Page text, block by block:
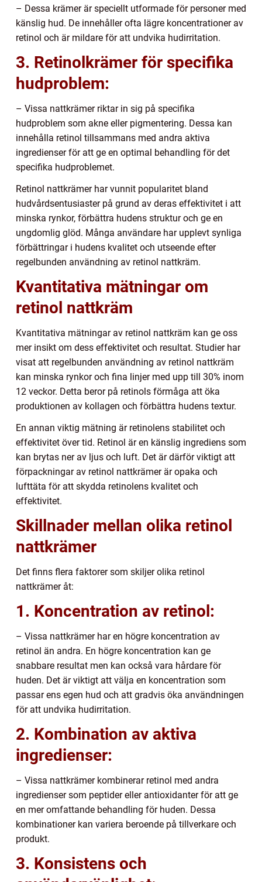
– Dessa krämer är speciellt utformade för personer med
känslig hud. De innehåller ofta lägre koncentrationer av
retinol och är mildare för att undvika hudirritation.
3. Retinolkrämer för specifika
hudproblem:
– Vissa nattkrämer riktar in sig på specifika
hudproblem som akne eller pigmentering. Dessa kan
innehålla retinol tillsammans med andra aktiva
ingredienser för att ge en optimal behandling för det
specifika hudproblemet.
Retinol nattkrämer har vunnit popularitet bland
hudvårdsentusiaster på grund av deras effektivitet i att
minska rynkor, förbättra hudens struktur och ge en
ungdomlig glöd. Många användare har upplevt synliga
förbättringar i hudens kvalitet och utseende efter
regelbunden användning av retinol nattkräm.
Kvantitativa mätningar om
retinol nattkräm
Kvantitativa mätningar av retinol nattkräm kan ge oss
mer insikt om dess effektivitet och resultat. Studier har
visat att regelbunden användning av retinol nattkräm
kan minska rynkor och fina linjer med upp till 30% inom
12 veckor. Detta beror på retinols förmåga att öka
produktionen av kollagen och förbättra hudens textur.
En annan viktig mätning är retinolens stabilitet och
effektivitet över tid. Retinol är en känslig ingrediens som
kan brytas ner av ljus och luft. Det är därför viktigt att
förpackningar av retinol nattkrämer är opaka och
lufttäta för att skydda retinolens kvalitet och
effektivitet.
Skillnader mellan olika retinol
nattkrämer
Det finns flera faktorer som skiljer olika retinol
nattkrämer åt:
1. Koncentration av retinol:
– Vissa nattkrämer har en högre koncentration av
retinol än andra. En högre koncentration kan ge
snabbare resultat men kan också vara hårdare för
huden. Det är viktigt att välja en koncentration som
passar ens egen hud och att gradvis öka användningen
för att undvika hudirritation.
2. Kombination av aktiva
ingredienser:
– Vissa nattkrämer kombinerar retinol med andra
ingredienser som peptider eller antioxidanter för att ge
en mer omfattande behandling för huden. Dessa
kombinationer kan variera beroende på tillverkare och
produkt.
3. Konsistens och